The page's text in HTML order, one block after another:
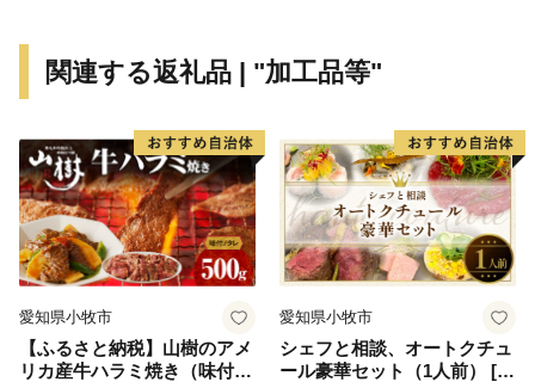
いることを、ぜひご覧ください。
関連する返礼品 | "加工品等"
愛知県小牧市
【ふるさと納税】山樹のアメ
リカ産牛ハラミ焼き（味付）
愛知県小牧市
シェフと相談、オートクチュ
ール豪華セット（1人前） [04